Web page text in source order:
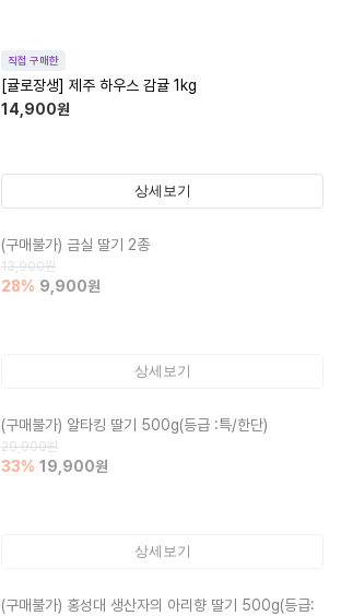
직접 구매한
[귤로장생] 제주 하우스 감귤 1kg
14,900원
상세보기
(구매불가) 금실 딸기 2종
13,900원
28% 9,900원
상세보기
(구매불가) 알타킹 딸기 500g(등급 :특/한단)
29,900원
33% 19,900원
상세보기
(구매불가) 홍성대 생산자의 아리향 딸기 500g(등급: